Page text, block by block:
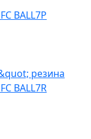
BALL7P
BALL7R